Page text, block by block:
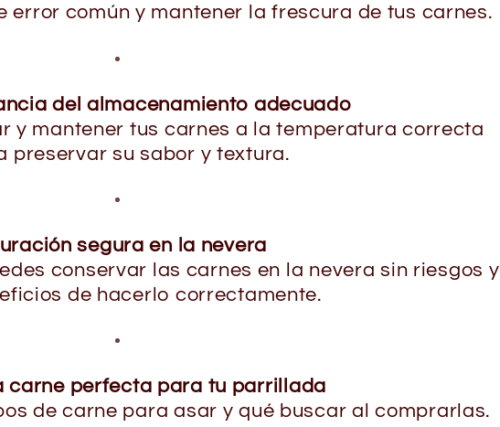
error común y mantener la frescura de tus carnes.
del almacenamiento adecuado
y mantener tus carnes a la temperatura correcta
preservar su sabor y textura.
segura en la nevera
conservar las carnes en la nevera sin riesgos y
de hacerlo correctamente.
carne perfecta para tu parrillada
de carne para asar y qué buscar al comprarlas.